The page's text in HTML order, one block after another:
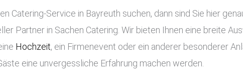
Catering-Service in Bayreuth suchen, dann sind Sie hier
Partner in Sachen Catering. Wir bieten Ihnen eine breite
Hochzeit, ein Firmenevent oder ein anderer besonderer
eine unvergessliche Erfahrung machen werden.